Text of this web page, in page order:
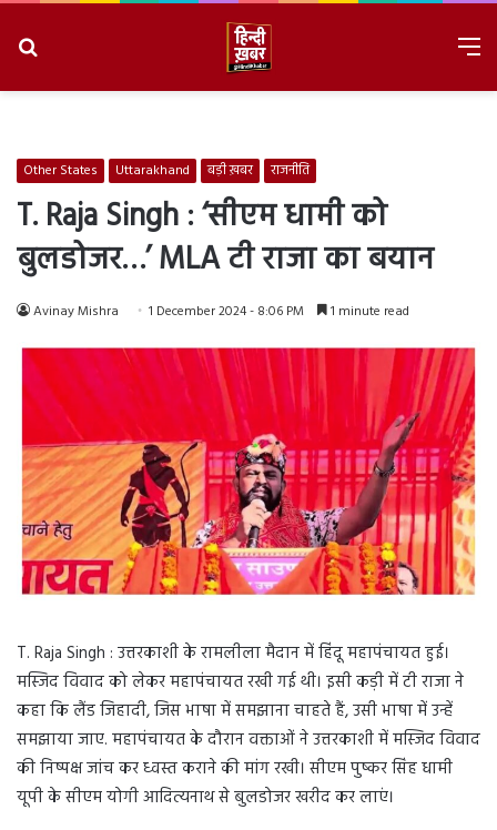
Other States Uttarakhand बड़ी ख़बर राजनीति
T. Raja Singh : ‘सीएम धामी को
बुलडोजर…’ MLA टी राजा का बयान
Avinay Mishra 1 December 2024 - 8:06 PM 1 minute read
T. Raja Singh : उत्तरकाशी के रामलीला मैदान में हिंदू महापंचायत हुई।
मस्जिद विवाद को लेकर महापंचायत रखी गई थी। इसी कड़ी में टी राजा ने
कहा कि लैंड जिहादी, जिस भाषा में समझाना चाहते हैं, उसी भाषा में उन्हें
समझाया जाए. महापंचायत के दौरान वक्ताओं ने उत्तरकाशी में मस्जिद विवाद
की निष्पक्ष जांच कर ध्वस्त कराने की मांग रखी। सीएम पुष्कर सिंह धामी
यूपी के सीएम योगी आदित्यनाथ से बुलडोजर खरीद कर लाएं।